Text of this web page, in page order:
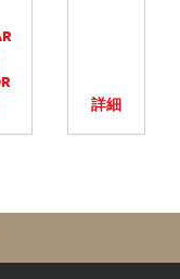
詳細